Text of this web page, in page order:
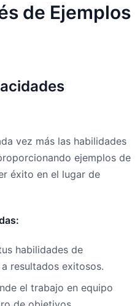
de Ejemplos
vez más las habilidades
ejemplos de
éxito en el lugar de
habilidades de
resultados exitosos.
el trabajo en equipo